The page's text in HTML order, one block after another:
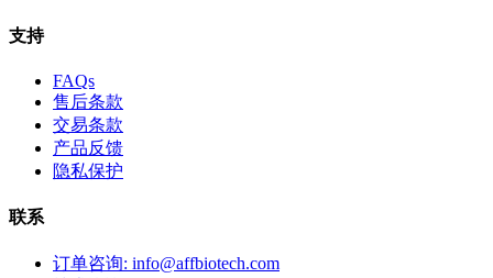
支持
FAQs
售后条款
交易条款
产品反馈
隐私保护
联系
订单咨询: info@affbiotech.com